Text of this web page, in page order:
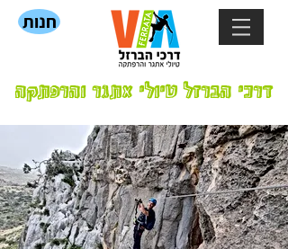
חנות
דרכי הברזל טיולי אתגר והרפתקה